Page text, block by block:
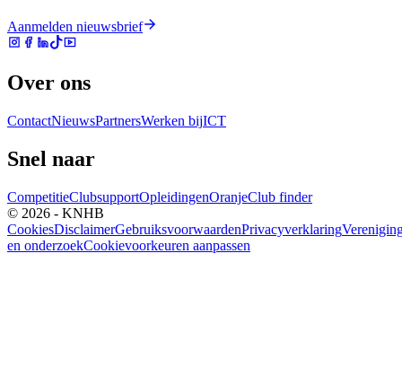
Aanmelden nieuwsbrief
Over ons
ContactNieuwsPartnersWerken bijICT
Snel naar
CompetitieClubsupportOpleidingenOranjeClub finder
© 2026 - KNHB
CookiesDisclaimerGebruiksvoorwaardenPrivacyverklaring
en onderzoekCookievoorkeuren aanpassen